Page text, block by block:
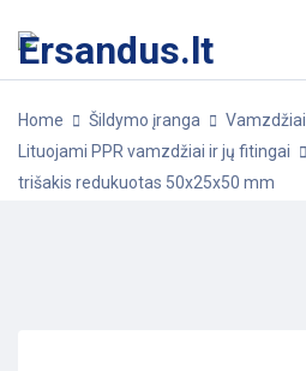
Home Šildymo įranga
Vamzdžiai
Lituojami PPR vamzdžiai ir jų fitingai
trišakis redukuotas 50x25x50 mm